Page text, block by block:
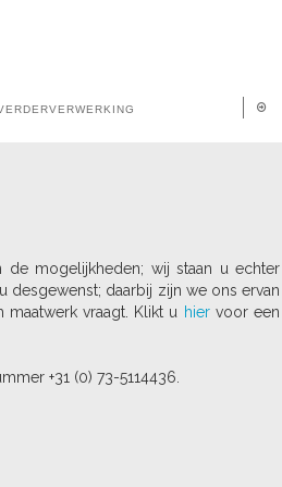
mogelijkheden; wij staan u echter
desgewenst; daarbij zijn we ons ervan
vraagt. Klikt u hiervoor een
+31 (0) 73-5114436.